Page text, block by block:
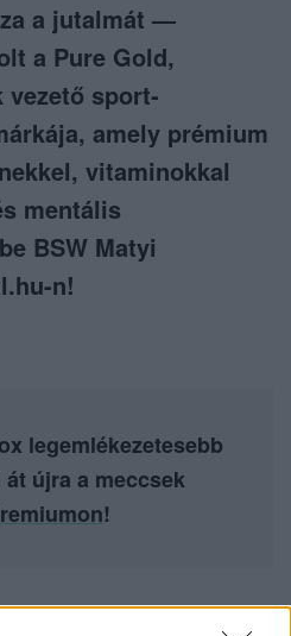
a jutalmát —
a Pure Gold,
vezető sport­
amely prémium
vitaminokkal
mentális
BSW Matyi
n!
legemlékezetesebb
újra a meccsek
!